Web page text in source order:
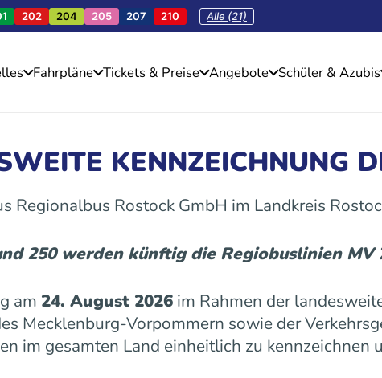
202 204 205 207 210 Alle (21)
Fahrpläne Tickets & Preise Angebote Schüler & Azubis
KENNZEICHNUNG
Regionalbus Rostock GmbH im Landkreis
250 werden künftig die Regiobuslinien MV
am 24. August 2026 im Rahmen der
Mecklenburg-Vorpommern sowie der
im gesamten Land einheitlich zu kennzeichnen